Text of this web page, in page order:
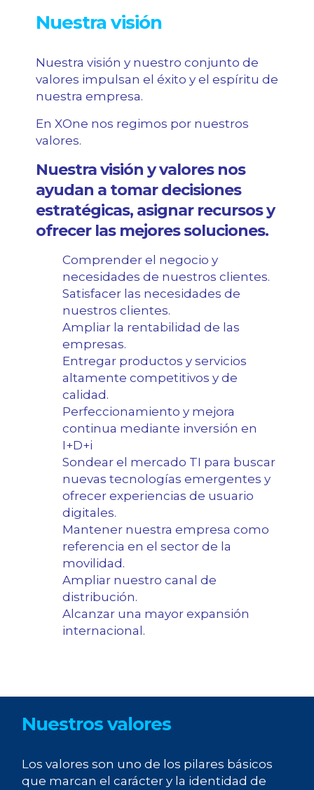
Nuestra visión
Nuestra visión y nuestro conjunto de
valores impulsan el éxito y el espíritu de
nuestra empresa.
En XOne nos regimos por nuestros
valores.
Nuestra visión y valores nos
ayudan a tomar decisiones
estratégicas, asignar recursos y
ofrecer las mejores soluciones.
Comprender el negocio y
necesidades de nuestros clientes.
Satisfacer las necesidades de
nuestros clientes.
Ampliar la rentabilidad de las
empresas.
Entregar productos y servicios
altamente competitivos y de
calidad.
Perfeccionamiento y mejora
continua mediante inversión en
I+D+i
Sondear el mercado TI para buscar
nuevas tecnologías emergentes y
ofrecer experiencias de usuario
digitales.
Mantener nuestra empresa como
referencia en el sector de la
movilidad.
Ampliar nuestro canal de
distribución.
Alcanzar una mayor expansión
internacional.
Nuestros valores
Los valores son uno de los pilares básicos
que marcan el carácter y la identidad de